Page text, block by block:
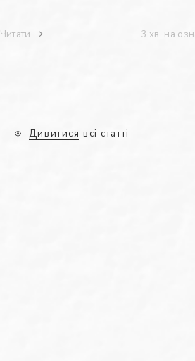
Читати 3 хв. на
Дивитися всі статті